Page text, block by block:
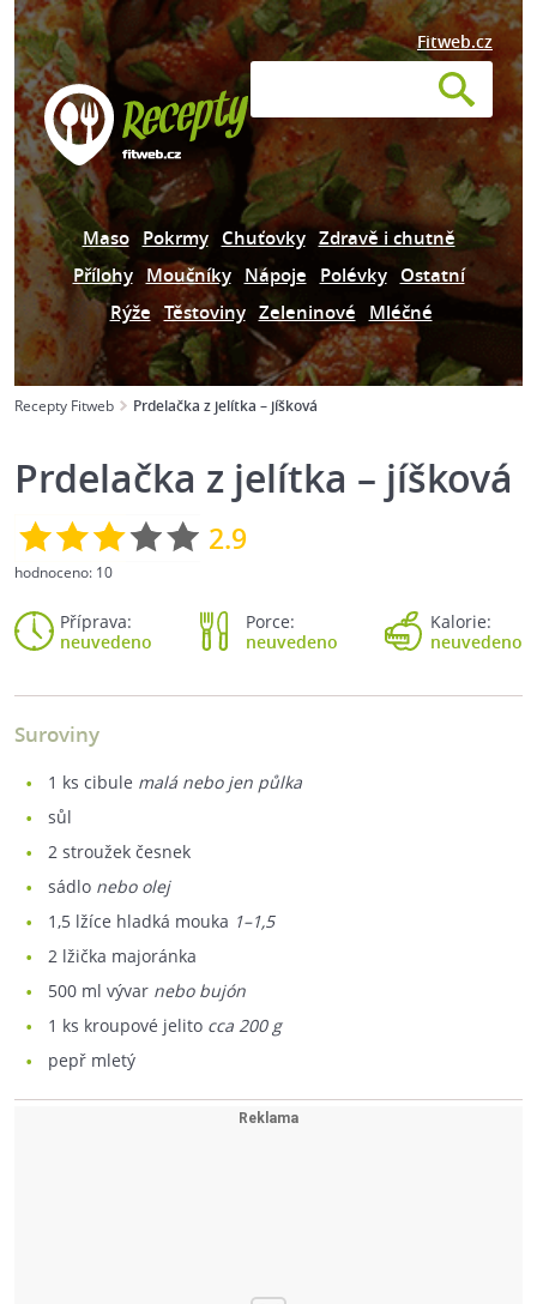
Fitweb.cz
Maso Pokrmy Chuťovky Zdravě i chutně
Přílohy Moučníky Nápoje Polévky Ostatní
Rýže Těstoviny Zeleninové Mléčné
Recepty Fitweb Prdelačka z jelítka – jíšková
Prdelačka z jelítka – jíšková
2.9
hodnoceno: 10
Příprava:
neuvedeno
Porce:
neuvedeno
Kalorie:
neuvedeno
Suroviny
1 ks cibule malá nebo jen půlka
sůl
2 stroužek česnek
sádlo nebo olej
1,5 lžíce hladká mouka 1–1,5
2 lžička majoránka
500 ml vývar nebo bujón
1 ks kroupové jelito cca 200 g
pepř mletý